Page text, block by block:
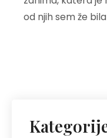
od njih sem že